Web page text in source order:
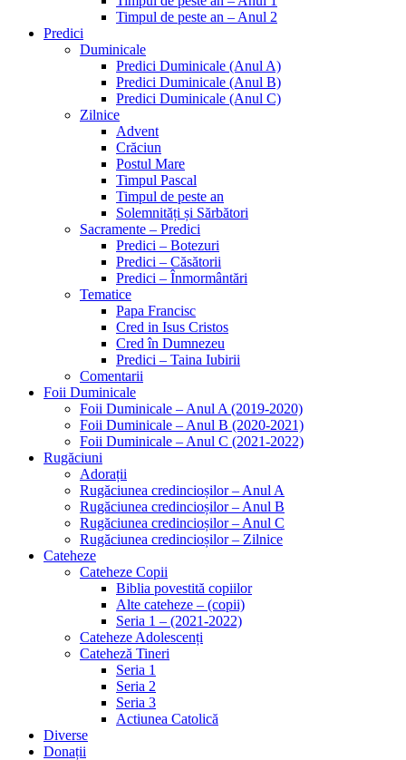
Timpul de peste an – Anul 2
Predici
Duminicale
Predici Duminicale (Anul A)
Predici Duminicale (Anul B)
Predici Duminicale (Anul C)
Zilnice
Advent
Crăciun
Postul Mare
Timpul Pascal
Timpul de peste an
Solemnități și Sărbători
Sacramente – Predici
Predici – Botezuri
Predici – Căsătorii
Predici – Înmormântări
Tematice
Papa Francisc
Cred in Isus Cristos
Cred în Dumnezeu
Predici – Taina Iubirii
Comentarii
Foii Duminicale
Foii Duminicale – Anul A (2019-2020)
Foii Duminicale – Anul B (2020-2021)
Foii Duminicale – Anul C (2021-2022)
Rugăciuni
Adorații
Rugăciunea credincioșilor – Anul A
Rugăciunea credincioșilor – Anul B
Rugăciunea credincioșilor – Anul C
Rugăciunea credincioșilor – Zilnice
Cateheze
Cateheze Copii
Biblia povestită copiilor
Alte cateheze – (copii)
Seria 1 – (2021-2022)
Cateheze Adolescenți
Cateheză Tineri
Seria 1
Seria 2
Seria 3
Actiunea Catolică
Diverse
Donații